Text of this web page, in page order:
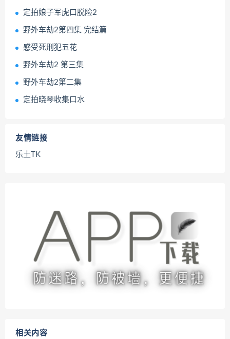
定拍娘子军虎口脱险2
野外车劫2第四集 完结篇
感受死刑犯五花
野外车劫2 第三集
野外车劫2第二集
定拍晓琴收集口水
友情链接
乐土TK
相关内容